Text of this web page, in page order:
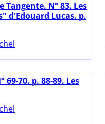
Tangente. N° 83. Les
d'Edouard Lucas. p.
69-70. p. 88-89. Les